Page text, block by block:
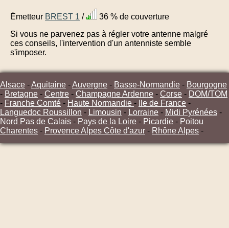
Émetteur BREST 1 /
36 % de couverture
Si vous ne parvenez pas à régler votre antenne malgré
ces conseils, l'intervention d'un antenniste semble
s'imposer.
Alsace -Aquitaine -Auvergne - Basse-Normandie - Bourgogne
- Bretagne - Centre - Champagne Ardenne - Corse - DOM/TOM
- Franche Comté - Haute Normandie - Ile de France -
Languedoc Roussillon - Limousin - Lorraine - Midi Pyrénées -
Nord Pas de Calais - Pays de la Loire - Picardie - Poitou
Charentes - Provence Alpes Côte d'azur - Rhône Alpes -